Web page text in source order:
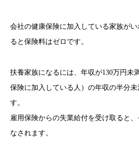
会社の健康保険に加入している家族が
ると保険料はゼロです。
扶養家族になるには、年収が130万円未
保険に加入している人）の年収の半分
す。
雇用保険からの失業給付を受け取ると
なされます。